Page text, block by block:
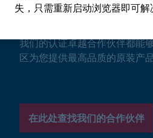
无论您是希望得到行走机械液
我们的认证卓越合作伙伴都能
区为您提供最高品质的原装产
在此处查找我们的合作伙伴
失，只需重新启动浏览器即可解